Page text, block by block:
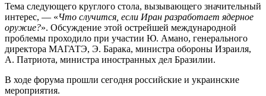
Тема следующего круглого стола, вызывающего значительный
интерес, — «Что случится, если Иран разработает ядерное
оружие?». Обсуждение этой острейшей международной
проблемы проходило при участии Ю. Амано, генерального
директора МАГАТЭ, Э. Барака, министра обороны Израиля,
А. Патриота, министра иностранных дел Бразилии.
В ходе форума прошли сегодня российские и украинские
мероприятия.